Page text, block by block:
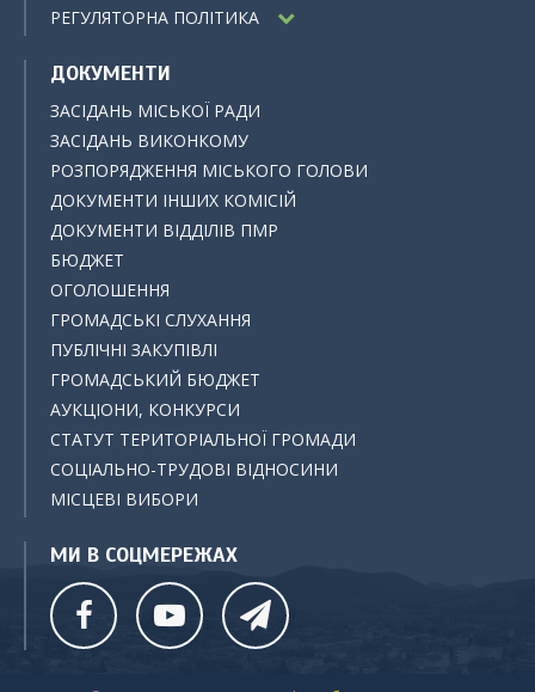
РЕГУЛЯТОРНА ПОЛІТИКА
ДОКУМЕНТИ
ЗАСІДАНЬ МІСЬКОЇ РАДИ
ЗАСІДАНЬ ВИКОНКОМУ
РОЗПОРЯДЖЕННЯ МІСЬКОГО ГОЛОВИ
ДОКУМЕНТИ ІНШИХ КОМІСІЙ
ДОКУМЕНТИ ВІДДІЛІВ ПМР
БЮДЖЕТ
ОГОЛОШЕННЯ
ГРОМАДСЬКІ СЛУХАННЯ
ПУБЛІЧНІ ЗАКУПІВЛІ
ГРОМАДСЬКИЙ БЮДЖЕТ
АУКЦІОНИ, КОНКУРСИ
СТАТУТ ТЕРИТОРІАЛЬНОЇ ГРОМАДИ
СОЦІАЛЬНО-ТРУДОВІ ВІДНОСИНИ
МІСЦЕВІ ВИБОРИ
МИ В СОЦМЕРЕЖАХ